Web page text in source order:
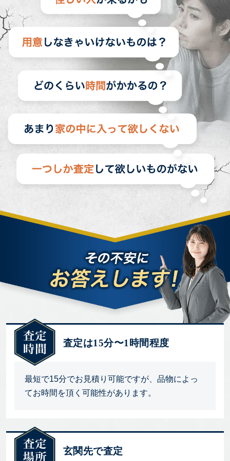
査定は15分〜1時間程度
最短で15分でお見積り可能ですが、品物によっ
てお時間を頂く可能性があります。
玄関先で査定